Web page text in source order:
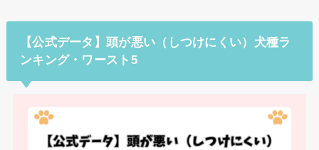
【公式データ】頭が悪い（しつけにくい）犬種ラ
ンキング・ワースト5